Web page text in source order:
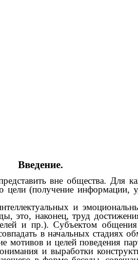
Введение.
вне общества. Для
(получение информации,
и
это, наконец, труд
и пр.). Субъектом
в начальных стадиях
и целей поведения
и выработки